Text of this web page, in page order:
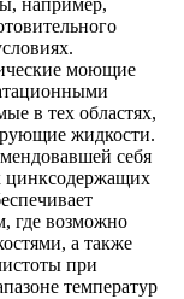
например,
моющие
в тех областях,
жидкости.
себя
цинксодержащих
где возможно
а также
при
температур